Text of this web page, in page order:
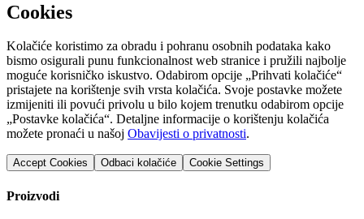
Cookies
Kolačiće koristimo za obradu i pohranu osobnih podataka kako
bismo osigurali punu funkcionalnost web stranice i pružili najbolje
moguće korisničko iskustvo. Odabirom opcije „Prihvati kolačiće“
pristajete na korištenje svih vrsta kolačića. Svoje postavke možete
izmijeniti ili povući privolu u bilo kojem trenutku odabirom opcije
„Postavke kolačića“. Detaljne informacije o korištenju kolačića
možete pronaći u našoj Obavijesti o privatnosti.
Accept Cookies Odbaci kolačiće Cookie Settings
Proizvodi